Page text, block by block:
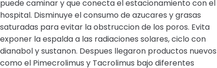
puede caminar y que conecta el estacionamiento con el
hospital. Disminuye el consumo de azucares y grasas
saturadas para evitar la obstruccion de los poros. Evita
exponer la espalda a las radiaciones solares, ciclo con
dianabol y sustanon. Despues llegaron productos nuevos
como el Pimecrolimus y Tacrolimus bajo diferentes